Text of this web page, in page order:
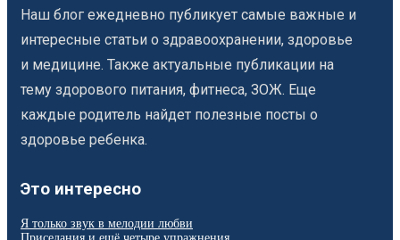
Наш блог ежедневно публикует самые важные и
интересные статьи о здравоохранении, здоровье
и медицине. Также актуальные публикации на
тему здорового питания, фитнеса, ЗОЖ. Еще
каждые родитель найдет полезные посты о
здоровье ребенка.
Это интересно
Я только звук в мелодии любви